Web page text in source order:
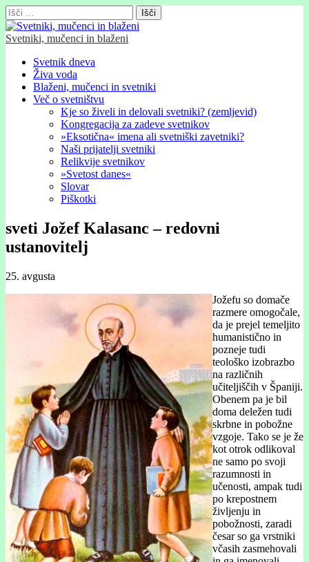
Išči:
Svetniki, mučenci in blaženi
Glavni
meni
Skip
content
Svetnik dneva
Živa voda
Blaženi, mučenci in svetniki
Več o svetništvu
Kje so živeli in delovali svetniki? (zemljevid)
Kongregacija za zadeve svetnikov
»Eksotična« imena ali svetniški zavetniki?
Naši prijatelji svetniki
Relikvije svetnikov
»Svetost danes«
Slovar
Piškotki
sveti Jožef Kalasanc – redovni
ustanovitelj
25. avgusta
Jožefu so domače
razmere omogočale,
da je prejel temeljito
humanistično in
pozneje tudi
teološko izobrazbo
na različnih
učiteljiščih v Španiji.
Obenem pa je bil
doma deležen tudi
skrbne in pobožne
vzgoje. Tako se je že
kot otrok odlikoval
ne samo po svoji
razumnosti in
učenosti, ampak tudi
po krepostnem
življenju in
pobožnosti, zaradi
česar so ga vrstniki
včasih zasmehovali